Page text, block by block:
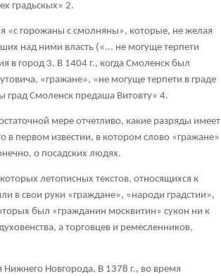
градьскых» 2.
«с горожаны с смолняны», которые, не желая
над ними власть («... не могуще терпети
в город 3. В 1404 г., когда Смоленск был
«гражане», «не могуще терпети в граде
град Смоленск предаша Витовту» 4.
мере отчетливо, какие разряды имеет
в первом известии, в котором слово «гражане»
о посадских людях.
летописных текстов, относящихся к
в свои руки «граждане», «народи градстии»,
был «гражданин москвитин» сукон ни к
а торговцев и ремесленников,
Новгорода. В 1378 г., во время